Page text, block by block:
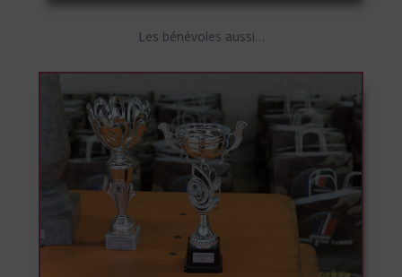
Les bénévoles aussi…